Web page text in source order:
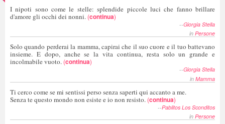
I nipoti sono come le stelle: splendide piccole luci che fanno brillare
d'amore gli occhi dei nonni. (continua)
--Giorgia Stella
in Persone
Solo quando perderai la mamma, capirai che il suo cuore e il tuo battevano
insieme. E dopo, anche se la vita continua, resta solo un grande e
incolmabile vuoto. (continua)
--Giorgia Stella
in Mamma
Ti cerco come se mi sentissi perso senza saperti qui accanto a me.
Senza te questo mondo non esiste e io non resisto. (continua)
--Pablitos Los Sconditos
in Persone